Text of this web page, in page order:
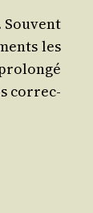
Sou­vent
les
cor­rec­